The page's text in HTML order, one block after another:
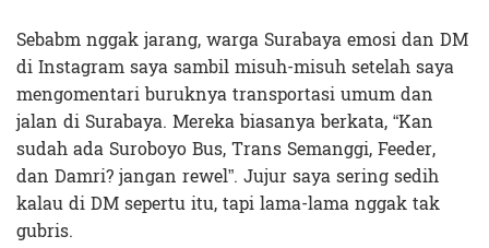
Sebabm nggak jarang, warga Surabaya emosi dan DM
di Instagram saya sambil misuh-misuh setelah saya
mengomentari buruknya transportasi umum dan
jalan di Surabaya. Mereka biasanya berkata, “Kan
sudah ada Suroboyo Bus, Trans Semanggi, Feeder,
dan Damri? jangan rewel”. Jujur saya sering sedih
kalau di DM sepertu itu, tapi lama-lama nggak tak
gubris.